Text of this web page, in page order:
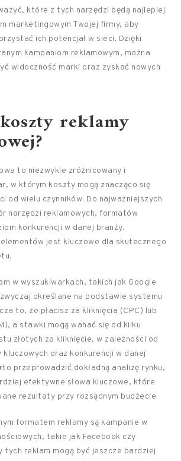
które z tych narzędzi będą najlepiej
marketingowym Twojej firmy, aby
ich potencjał w sieci. Dzięki
kampaniom reklamowym, można
widoczność marki oraz zyskać nowych
reklamy
to niezwykle zróżnicowany i
w którym koszty mogą znacząco się
od wielu czynników. Do najważniejszych
narzędzi reklamowych, formatów
konkurencji w danej branży.
jest kluczowe dla skutecznego
w wyszukiwarkach, takich jak Google
określane na podstawie systemu
to, że płacisz za kliknięcia (CPC) lub
a stawki mogą wahać się od kilku
złotych za kliknięcie, w zależności od
kluczowych oraz konkurencji w danej
przeprowadzić dokładną analizę rynku,
efektywne słowa kluczowe, które
rezultaty przy rozsądnym budżecie.
formatem reklamy są kampanie w
takie jak Facebook czy
tych reklam mogą być jeszcze bardziej